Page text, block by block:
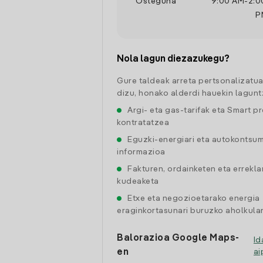
Nola lagun diezazukegu?
Gure taldeak arreta
dizu, honako alderdi hauekin
Argi- eta gas-tarifak eta Smart
kontratatzea
Eguzki-energiari eta
informazioa
Fakturen, ordainketen eta
kudeaketa
Etxe eta negozioetarako energia
eraginkortasunari buruzko
Balorazioa Google Maps-
en